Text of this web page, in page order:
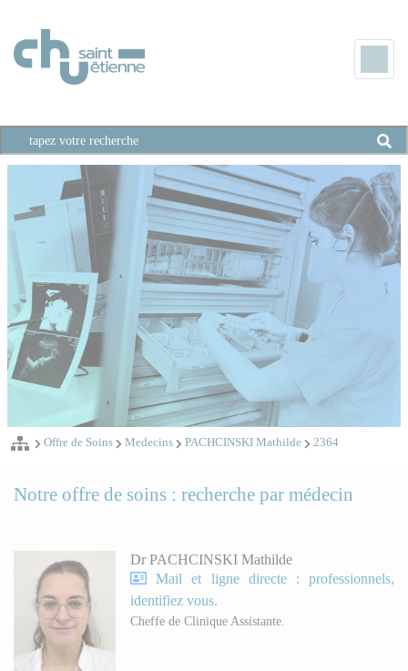
Offre de Soins Medecins PACHCINSKI Mathilde 2364
Notre offre de soins : recherche par médecin
Dr PACHCINSKI Mathilde
Mail et ligne directe : professionnels,
identifiez vous.
Cheffe de Clinique Assistante.